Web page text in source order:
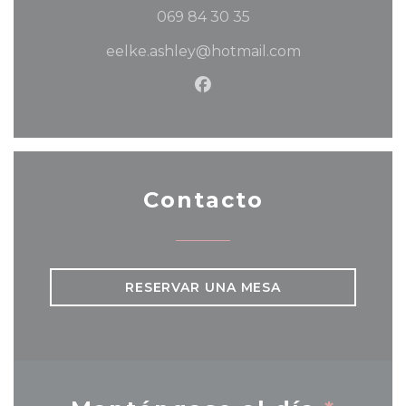
069 84 30 35
eelke.ashley@hotmail.com
Facebook ((abre en una
Contacto
RESERVAR UNA MESA